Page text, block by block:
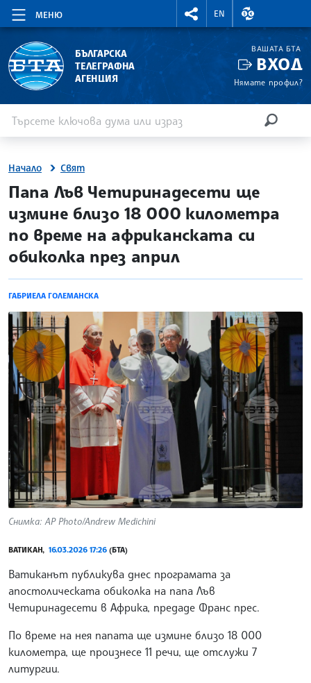
МЕНЮ
RIGHTMENU.SOCIAL
EN
ВАЛУТНИ
БЪЛГАРСКА
ТЕЛЕГРАФНА
АГЕНЦИЯ
ВАШАТА БТА
ВХОД
Нямате профил?
Начало Свят
site.bta
Папа Лъв Четиринадесети ще
измине близо 18 000 километра
по време на африканската си
обиколка през април
ГАБРИЕЛА ГОЛЕМАНСКА
Снимка: AP Photo/Andrew Medichini
ВАТИКАН, 16.03.2026 17:26 (БТА)
Ватиканът публикува днес програмата за
апостолическата обиколка на папа Лъв
Четиринадесети в Африка, предаде Франс прес.
По време на нея папата ще измине близо 18 000
километра, ще произнесе 11 речи, ще отслужи 7
литургии.